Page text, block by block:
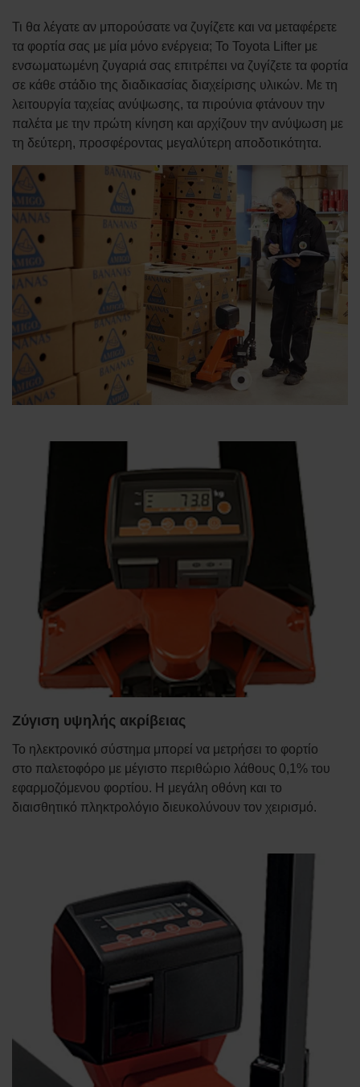
Τι θα λέγατε αν μπορούσατε να ζυγίζετε και να μεταφέρετε
τα φορτία σας με μία μόνο ενέργεια; Το Toyota Lifter με
ενσωματωμένη ζυγαριά σας επιτρέπει να ζυγίζετε τα φορτία
σε κάθε στάδιο της διαδικασίας διαχείρισης υλικών. Με τη
λειτουργία ταχείας ανύψωσης, τα πιρούνια φτάνουν την
παλέτα με την πρώτη κίνηση και αρχίζουν την ανύψωση με
τη δεύτερη, προσφέροντας μεγαλύτερη αποδοτικότητα.
Ζύγιση υψηλής ακρίβειας
Το ηλεκτρονικό σύστημα μπορεί να μετρήσει το φορτίο
στο παλετοφόρο με μέγιστο περιθώριο λάθους 0,1% του
εφαρμοζόμενου φορτίου. Η μεγάλη οθόνη και το
διαισθητικό πληκτρολόγιο διευκολύνουν τον χειρισμό.